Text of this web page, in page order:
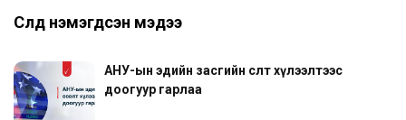
Сүүлд нэмэгдсэн мэдээ
АНУ-ын эдийн засгийн өсөлт хүлээлтээс
доогуур гарлаа